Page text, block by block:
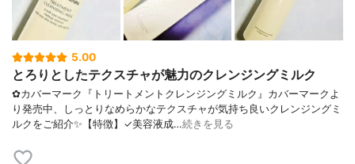
5.00
とろりとしたテクスチャが魅力のクレンジングミルク
✿カバーマーク『トリートメントクレンジングミルク』カバーマークよ
り発売中、しっとりなめらかなテクスチャが気持ち良いクレンジングミ
ルクをご紹介✨【特徴】✓美容液成…続きを見る